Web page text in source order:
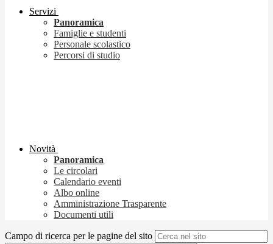
Servizi
Panoramica
Famiglie e studenti
Personale scolastico
Percorsi di studio
Novità
Panoramica
Le circolari
Calendario eventi
Albo online
Amministrazione Trasparente
Documenti utili
Campo di ricerca per le pagine del sito